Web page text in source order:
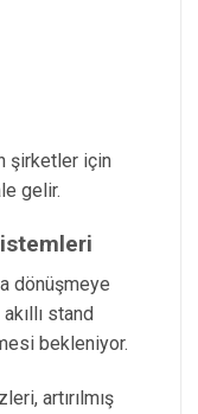
şirketler için
gelir.
dönüşmeye
stand
bekleniyor.
artırılmış